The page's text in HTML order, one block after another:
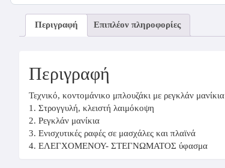
Περιγραφή Επιπλέον πληροφορίες
Περιγραφή
Τεχνικό, κοντομάνικο μπλουζάκι με ρεγκλάν μανίκια
1. Στρογγυλή, κλειστή λαιμόκοψη
2. Ρεγκλάν μανίκια
3. Ενισχυτικές ραφές σε μασχάλες και πλαϊνά
4. ΕΛΕΓΧΟΜΕΝΟΥ- ΣΤΕΓΝΩΜΑΤΟΣ ύφασμα